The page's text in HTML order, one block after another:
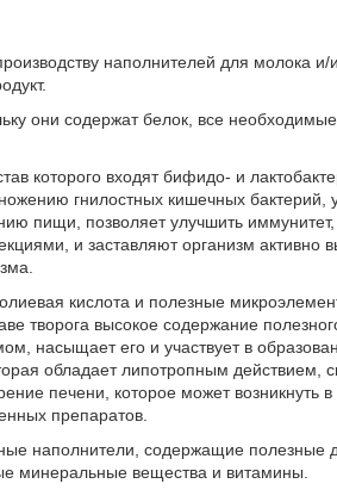
наполнителей для молока
они содержат белок, все
которого входят бифидо- и
гнилостных кишечных бактерий,
пищи, позволяет улучшить иммунитет,
и заставляют организм активно
кислота и полезные
творога высокое содержание
насыщает его и участвует в
обладает липотропным действием,
печени, которое может возникнуть в
препаратов.
наполнители, содержащие полезные
минеральные вещества и витамины.